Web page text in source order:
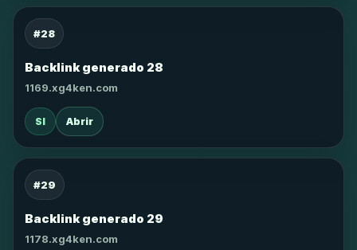
#28
Backlink generado 28
1169.xg4ken.com
SI Abrir
#29
Backlink generado 29
1178.xg4ken.com